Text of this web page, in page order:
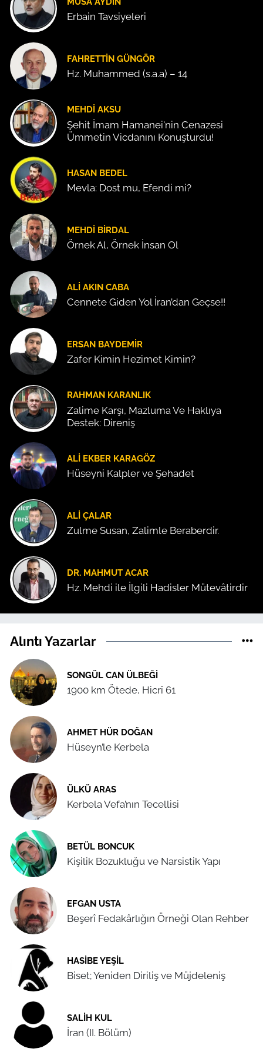
Erbain Tavsiyeleri
FAHRETTIN GÜNGÖR
Hz. Muhammed (s.a.a) – 14
MEHDI AKSU
Şehit İmam Hamanei'nin Cenazesi
Ümmetin Vicdanını Konuşturdu!
HASAN BEDEL
Mevla: Dost mu, Efendi mi?
MEHDI BIRDAL
Örnek Al, Örnek İnsan Ol
ALI AKIN CABA
Cennete Giden Yol İran’dan Geçse!!
ERSAN BAYDEMIR
Zafer Kimin Hezimet Kimin?
RAHMAN KARANLIK
Zalime Karşı, Mazluma Ve Haklıya
Destek: Direniş
ALI EKBER KARAGÖZ
Hüseyni Kalpler ve Şehadet
ALI ÇALAR
Zulme Susan, Zalimle Beraberdir.
DR. MAHMUT ACAR
Hz. Mehdi ile İlgili Hadisler Mütevâtirdir
Alıntı Yazarlar
SONGÜL CAN ÜLBEĞI
1900 km Ötede, Hicrî 61
AHMET HÜR DOĞAN
Hüseyn’le Kerbela
ÜLKÜ ARAS
Kerbela Vefa’nın Tecellisi
BETÜL BONCUK
Kişilik Bozukluğu ve Narsistik Yapı
EFGAN USTA
Beşerî Fedakârlığın Örneği Olan Rehber
HASIBE YEŞIL
Biset; Yeniden Diriliş ve Müjdeleniş
SALIH KUL
İran (II. Bölüm)